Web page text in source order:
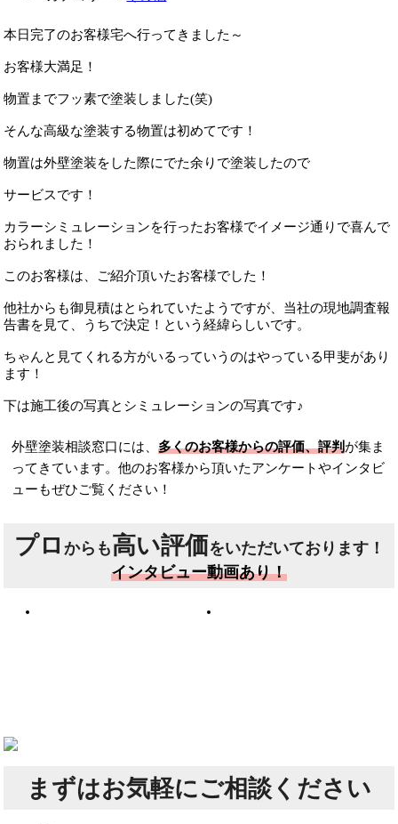
本日完了のお客様宅へ行ってきました～
お客様大満足！
物置までフッ素で塗装しました(笑)
そんな高級な塗装する物置は初めてです！
物置は外壁塗装をした際にでた余りで塗装したので
サービスです！
カラーシミュレーションを行ったお客様でイメージ通りで喜んで
おられました！
このお客様は、ご紹介頂いたお客様でした！
他社からも御見積はとられていたようですが、当社の現地調査報
告書を見て、うちで決定！という経緯らしいです。
ちゃんと見てくれる方がいるっていうのはやっている甲斐があり
ます！
下は施工後の写真とシミュレーションの写真です♪
外壁塗装相談窓口には、多くのお客様からの評価、評判が集ま
ってきています。他のお客様から頂いたアンケートやインタビ
ューもぜひご覧ください！
プロ からも高い評価をいただいております！
インタビュー動画あり！
まずはお気軽にご相談ください